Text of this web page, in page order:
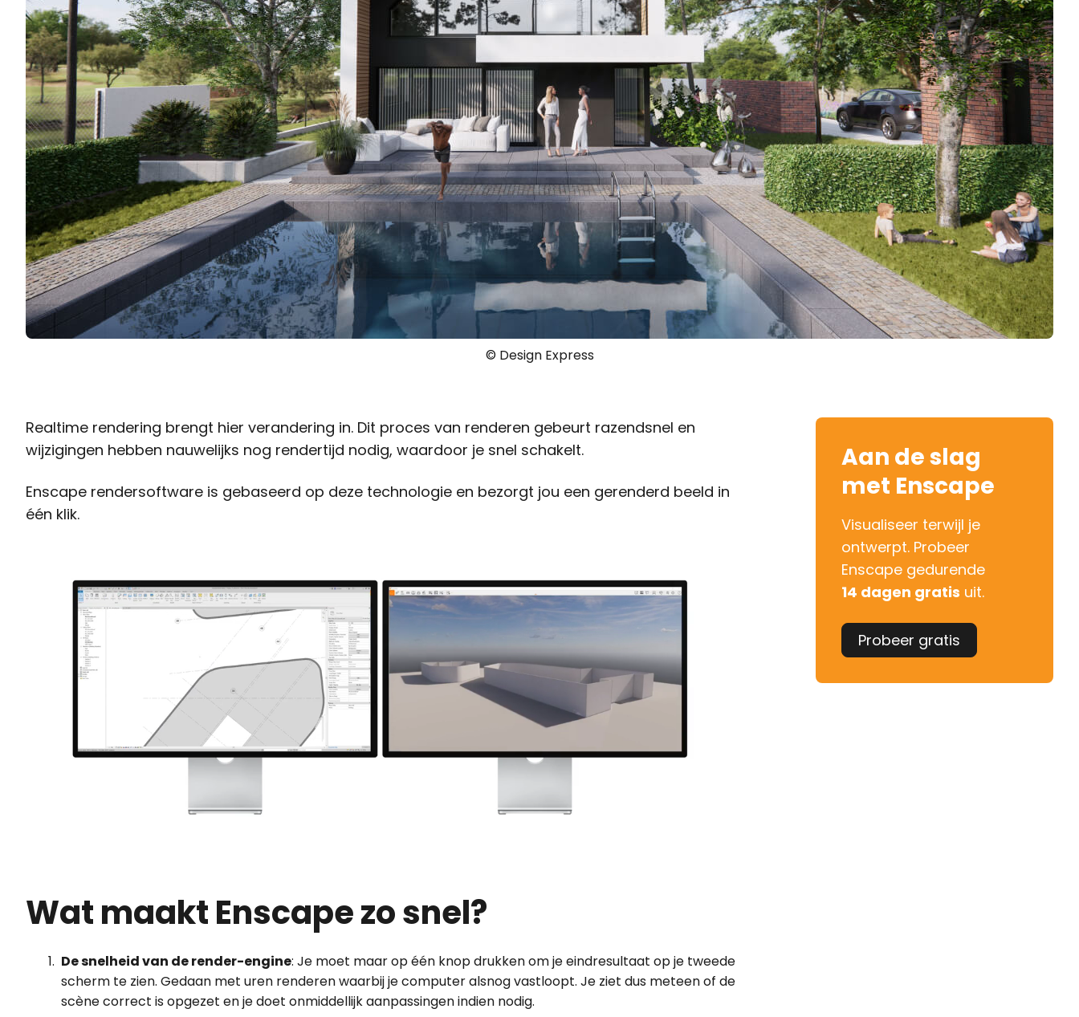
© Design Express
Realtime rendering brengt hier verandering in. Dit proces van renderen gebeurt razendsnel en
wijzigingen hebben nauwelijks nog rendertijd nodig, waardoor je snel schakelt.
Enscape rendersoftware is gebaseerd op deze technologie en bezorgt jou een gerenderd beeld in
één klik.
Wat maakt Enscape zo snel?
De snelheid van de render-engine: Je moet maar op één knop drukken om je eindresultaat op je tweede
scherm te zien. Gedaan met uren renderen waarbij je computer alsnog vastloopt. Je ziet dus meteen of de
scène correct is opgezet en je doet onmiddellijk aanpassingen indien nodig.
Aan de slag
met Enscape
Visualiseer terwijl je
ontwerpt. Probeer
Enscape gedurende
14 dagen gratis uit.
Probeer gratis